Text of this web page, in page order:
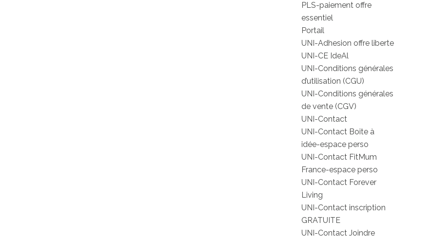
PLS-paiement offre
essentiel
Portail
UNI-Adhesion offre liberte
UNI-CE IdeAl
UNI-Conditions générales
d’utilisation (CGU)
UNI-Conditions générales
de vente (CGV)
UNI-Contact
UNI-Contact Boite à
idée-espace perso
UNI-Contact FitMum
France-espace perso
UNI-Contact Forever
Living
UNI-Contact inscription
GRATUITE
UNI-Contact Joindre